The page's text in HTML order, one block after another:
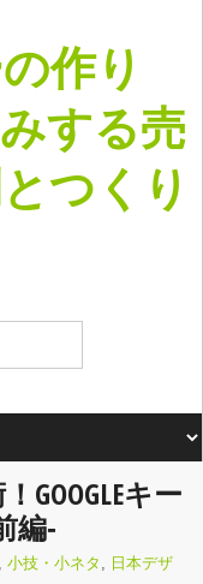
作り
する売
つくり
キー
編‐
,小技・小ネタ , 日本デザ